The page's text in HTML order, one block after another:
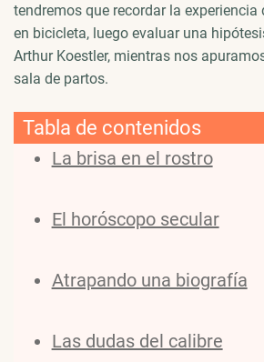
tendremos que recordar la experiencia
en bicicleta, luego evaluar una
Arthur Koestler, mientras nos
sala de partos.
Tabla de contenidos
La brisa en el rostro
El horóscopo secular
Atrapando una biografía
Las dudas del calibre